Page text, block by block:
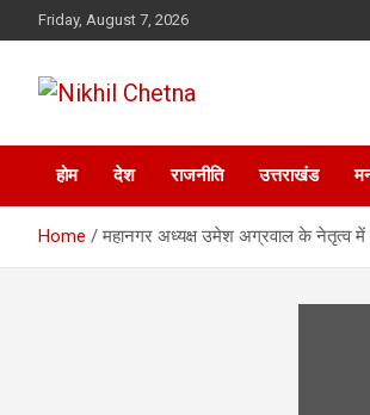
to
Friday, August 7, 2026
Nikhil Chetna
होम देश राजनीति उत्तराखंड
Home महानगर अध्यक्ष उमेश अग्रवाल के नेतृत्व में